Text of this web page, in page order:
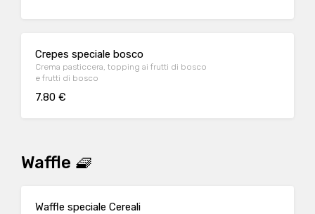
Crepes speciale bosco
Crema pasticcera, topping ai frutti di bosco
e frutti di bosco
7.80 €
Waffle 🧇
Waffle speciale Cereali